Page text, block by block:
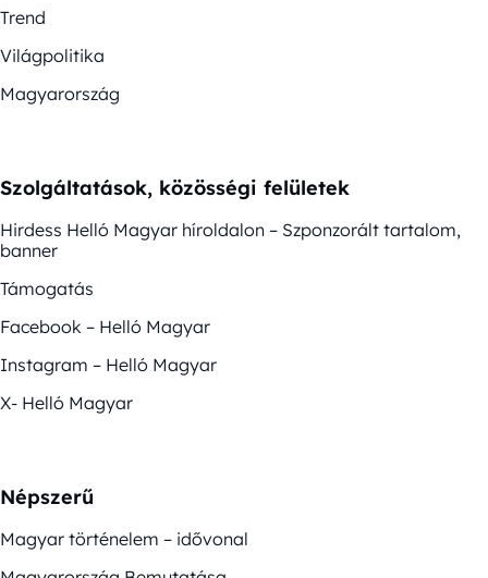
Trend
Világpolitika
Magyarország
Szolgáltatások, közösségi felületek
Hirdess Helló Magyar híroldalon – Szponzorált tartalom,
banner
Támogatás
Facebook – Helló Magyar
Instagram – Helló Magyar
X- Helló Magyar
Népszerű
Magyar történelem – idővonal